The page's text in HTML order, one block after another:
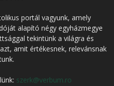
portál vagyunk, amely
alapító négy egyházmegye
tekintünk a világra és
amit értékesnek, relevánsnak
szerk@verbum.ro